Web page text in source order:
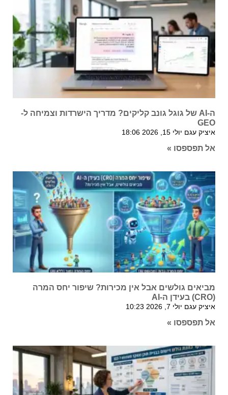
ה-AI של גוגל גונב קליקים? מדריך הישרדות וצמיחה ל-
GEO
איציק עגם יולי 15, 2026 18:06
אל תפספסו »
מביאים גולשים אבל אין מכירות? שיפור יחס המרה
(CRO) בעידן ה-AI
איציק עגם יולי 7, 2026 10:23
אל תפספסו »